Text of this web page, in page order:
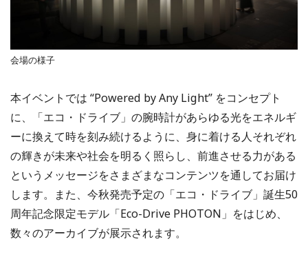
会場の様子
本イベントでは “Powered by Any Light” をコンセプト
に、「エコ・ドライブ」の腕時計があらゆる光をエネルギ
ーに換えて時を刻み続けるように、身に着ける人それぞれ
の輝きが未来や社会を明るく照らし、前進させる力がある
というメッセージをさまざまなコンテンツを通してお届け
します。また、今秋発売予定の「エコ・ドライブ」誕生50
周年記念限定モデル「Eco-Drive PHOTON」をはじめ、
数々のアーカイブが展示されます。